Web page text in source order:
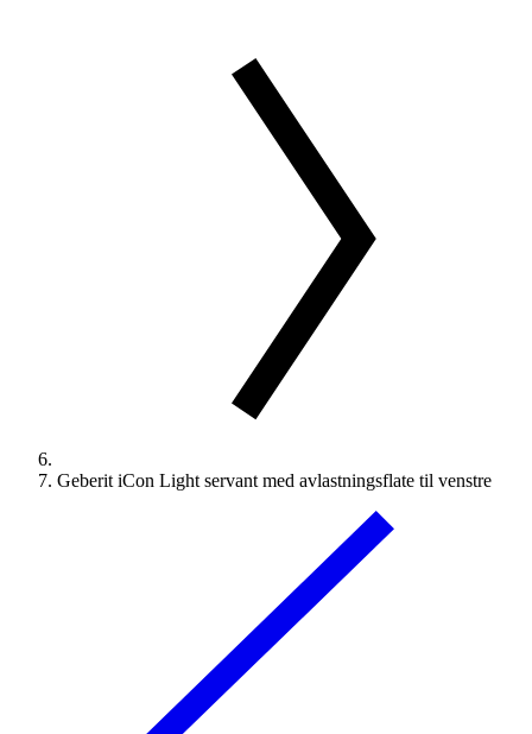
Geberit iCon Light servant med avlastningsflate til venstre